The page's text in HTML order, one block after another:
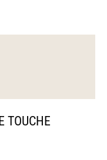
TOUCHE